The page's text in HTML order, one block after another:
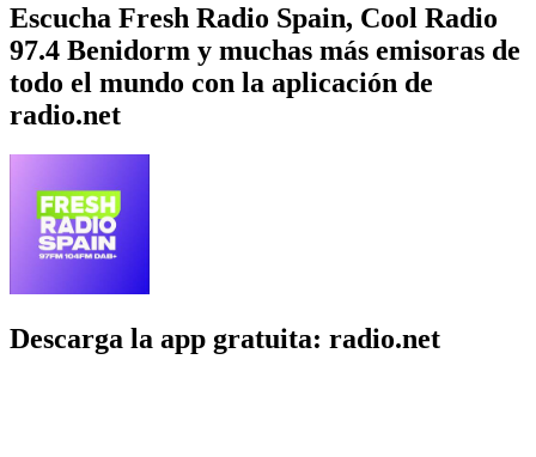
Escucha Fresh Radio Spain, Cool Radio
97.4 Benidorm y muchas más emisoras de
todo el mundo con la aplicación de
radio.net
Descarga la app gratuita: radio.net